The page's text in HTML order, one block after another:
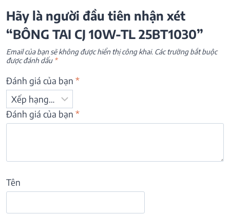
Hãy là người đầu tiên nhận xét
“BÔNG TAI CJ 10W-TL 25BT1030”
Email của bạn sẽ không được hiển thị công khai. Các trường bắt buộc
được đánh dấu *
Đánh giá của bạn *
Đánh giá của bạn *
Tên